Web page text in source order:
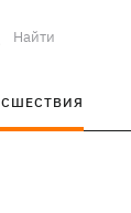
Найти